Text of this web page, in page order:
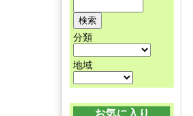
分類
地域
お気に入り